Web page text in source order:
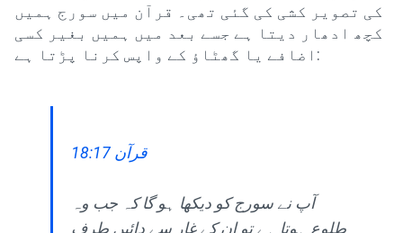
کی تصویر کشی کی گئی تھی۔ قرآن میں سورج ہمیں
کچھ ادھار دیتا ہے جسے بعد میں ہمیں بغیر کسی
اضافے یا گھٹاؤ کے واپس کرنا پڑتا ہے:
قرآن 18:17
آپ نے سورج کو دیکھا ہو گا کہ جب وہ
طلوع ہوتا ہے تو ان کے غار سے دائیں طرف